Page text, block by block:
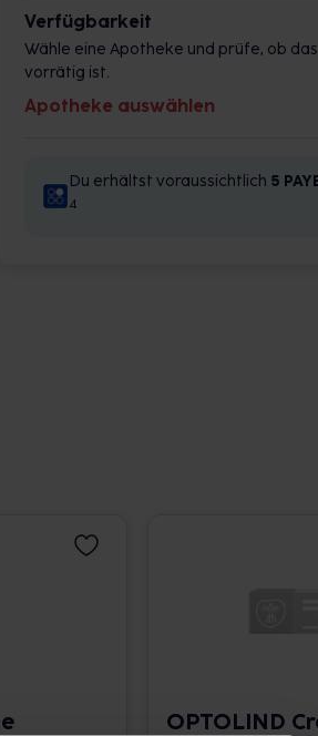
Verfügbarkeit
Wähle eine Apotheke und prüfe, ob
vorrätig ist.
Apotheke auswählen
Du erhältst voraussichtlich 5
4
OPTOLIND